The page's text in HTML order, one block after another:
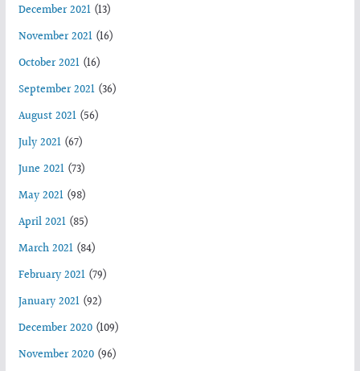
December 2021(13)
November 2021(16)
October 2021(16)
September 2021(36)
August 2021(56)
July 2021(67)
June 2021(73)
May 2021(98)
April 2021(85)
March 2021(84)
February 2021(79)
January 2021(92)
December 2020(109)
November 2020(96)